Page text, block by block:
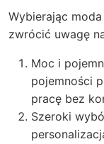
Wybierając
zwrócić uwagę
Moc i
pojemności
pracę bez
Szeroki